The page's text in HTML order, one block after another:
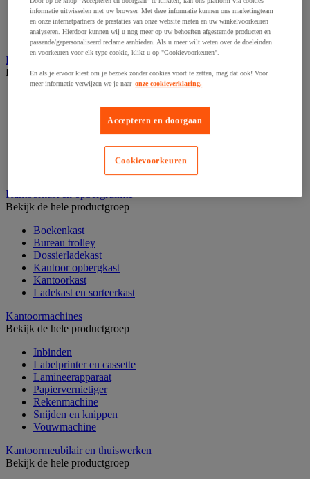
Papier, systeem- en visitekaarten
Schriften, notitieblokken en memoblaadjes
Schrijfwaren
Kantoordecoratie
Bekijk de hele productgroep
Kunstplant voor kantoor
Lijst- en ophangsysteem
Kantoorkast en opbergruimte
Bekijk de hele productgroep
Boekenkast
Bureau trolley
Dossierladekast
Kantoor opbergkast
Kantoorkast
Ladekast en sorteerkast
Kantoormachines
Bekijk de hele productgroep
Inbinden
Labelprinter en cassette
Lamineerapparaat
Papiervernietiger
Rekenmachine
Snijden en knippen
Vouwmachine
Kantoormeubilair en thuiswerken
Bekijk de hele productgroep
informatie uitwisselen met uw browser. Met deze informatie kunnen ons marketingteam
en onze internetpartners de prestaties van onze website meten en uw winkelvoorkeuren
analyseren. Hierdoor kunnen wij u nog meer op uw behoeften afgestemde producten en
passende/gepersonaliseerd reclame aanbieden. Als u meer wilt weten over de doeleinden
en voorkeuren voor elk type cookie, klikt u op "Cookievoorkeuren".
En als je ervoor kiest om je bezoek zonder cookies voort te zetten, mag dat ook! Voor
meer informatie verwijzen we je naar onze cookieverklaring.
Accepteren en doorgaan
Cookievoorkeuren